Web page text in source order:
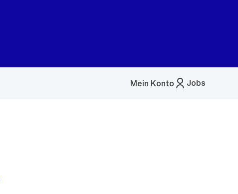
Jobs
Mein Konto
Menü